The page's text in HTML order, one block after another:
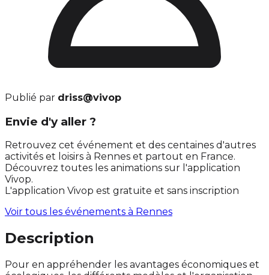
Publié par driss@vivop
Envie d'y aller ?
Retrouvez cet événement et des centaines d'autres
activités et loisirs à Rennes et partout en France.
Découvrez toutes les animations sur l'application
Vivop.
L'application Vivop est gratuite et sans inscription
Voir tous les événements à Rennes
Description
Pour en appréhender les avantages économiques et